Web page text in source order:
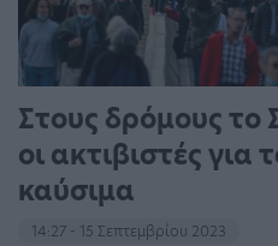
Στους δρόμους
οι ακτιβιστές για
καύσιμα
14:27 - 15 Σεπτεμβρίου 2023